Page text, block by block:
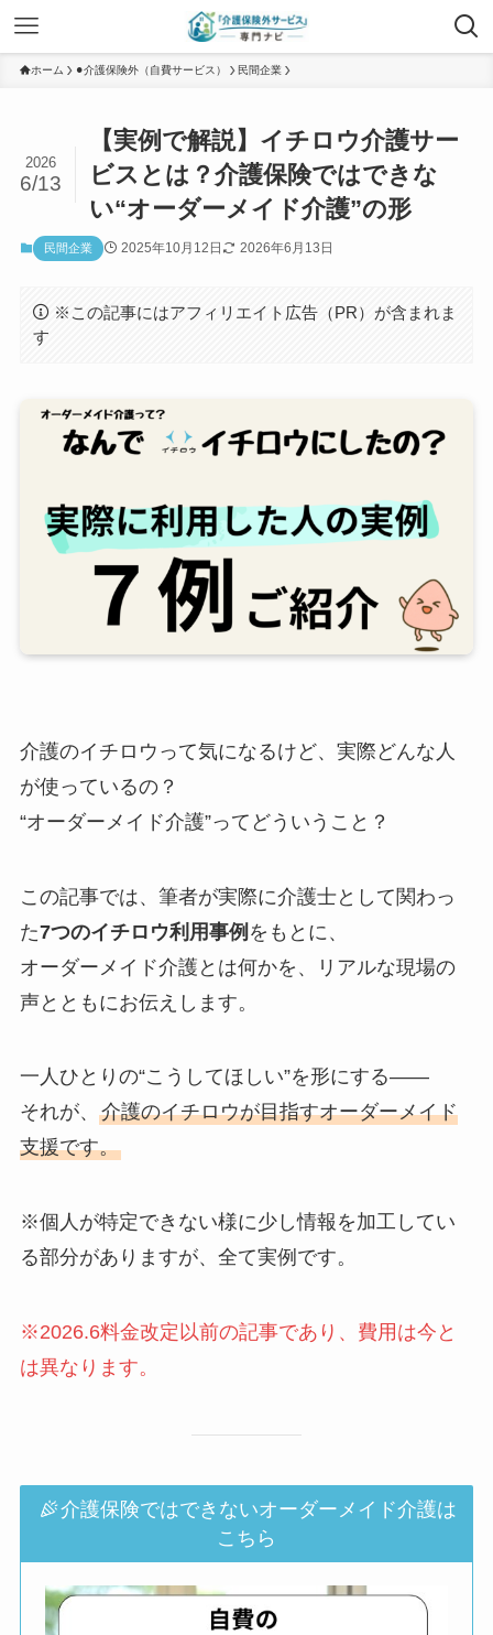
ホーム ⚫︎介護保険外（自費サービス） 民間企業
【実例で解説】イチロウ介護サー
ビスとは？介護保険ではできな
い“オーダーメイド介護”の形
2026
6/13
民間企業 2025年10月12日 2026年6月13日
※この記事にはアフィリエイト広告（PR）が含まれま
す
介護のイチロウって気になるけど、実際どんな人
が使っているの？
“オーダーメイド介護”ってどういうこと？
この記事では、筆者が実際に介護士として関わっ
た7つのイチロウ利用事例 をもとに、
オーダーメイド介護とは何かを、リアルな現場の
声とともにお伝えします。
一人ひとりの“こうしてほしい”を形にする——
それが、 介護のイチロウが目指すオーダーメイド
支援です。
※個人が特定できない様に少し情報を加工してい
る部分がありますが、全て実例です。
※2026.6料金改定以前の記事であり、費用は今と
は異なります。
介護保険ではできないオーダーメイド介護は
こちら